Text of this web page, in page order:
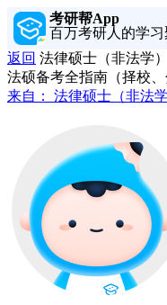
考研帮App
百万考研人的学
返回 法律硕士（非法学）
法硕备考全指南（择校
来自：
法律硕士（非法学